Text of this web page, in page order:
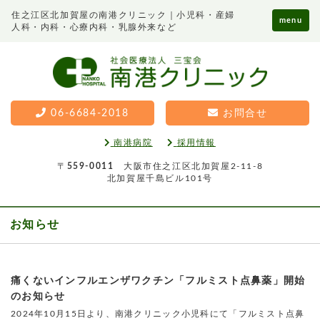
住之江区北加賀屋の南港クリニック｜小児科・産婦
人科・内科・心療内科・乳腺外来など
menu
06-6684-2018 お問合せ
南港病院 採用情報
〒 559-0011 大阪市住之江区北加賀屋2-11-8
北加賀屋千島ビル101号
お知らせ
痛くないインフルエンザワクチン「フルミスト点鼻薬」開始
のお知らせ
2024年10月15日より、南港クリニック小児科にて「フルミスト点鼻